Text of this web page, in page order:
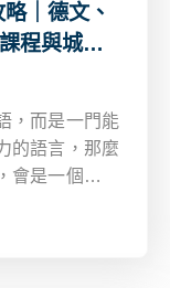
｜德文、
程與城市
，而是一門能
的語言，那麼
會是一個非常